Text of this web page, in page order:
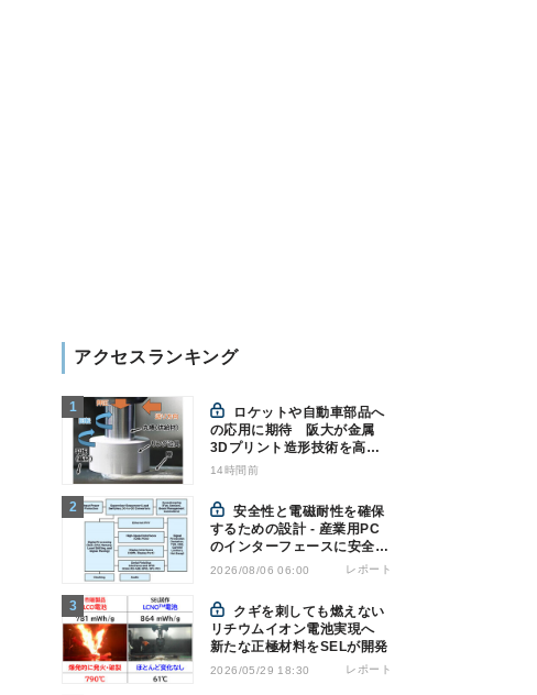
アクセスランキング
の応用に期待 阪大が金属
3Dプリント造形技術を高速
化
14時間前
安全性と電磁耐性を確保
するための設計 - 産業用PC
のインターフェースに安全絶
縁を適用する
2026/08/06 06:00 レポート
リチウムイオン電池実現へ
新たな正極材料をSELが開発
2026/05/29 18:30 レポート